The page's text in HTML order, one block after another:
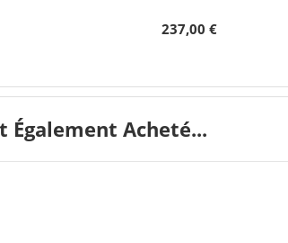
237,00 €
Également Acheté...